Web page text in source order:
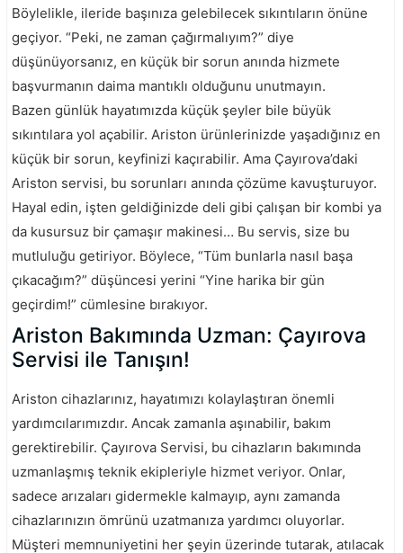
Böylelikle, ileride başınıza gelebilecek sıkıntıların önüne
geçiyor. “Peki, ne zaman çağırmalıyım?” diye
düşünüyorsanız, en küçük bir sorun anında hizmete
başvurmanın daima mantıklı olduğunu unutmayın.
Bazen günlük hayatımızda küçük şeyler bile büyük
sıkıntılara yol açabilir. Ariston ürünlerinizde yaşadığınız en
küçük bir sorun, keyfinizi kaçırabilir. Ama Çayırova’daki
Ariston servisi, bu sorunları anında çözüme kavuşturuyor.
Hayal edin, işten geldiğinizde deli gibi çalışan bir kombi ya
da kusursuz bir çamaşır makinesi… Bu servis, size bu
mutluluğu getiriyor. Böylece, “Tüm bunlarla nasıl başa
çıkacağım?” düşüncesi yerini “Yine harika bir gün
geçirdim!” cümlesine bırakıyor.
Ariston Bakımında Uzman: Çayırova
Servisi ile Tanışın!
Ariston cihazlarınız, hayatımızı kolaylaştıran önemli
yardımcılarımızdır. Ancak zamanla aşınabilir, bakım
gerektirebilir. Çayırova Servisi, bu cihazların bakımında
uzmanlaşmış teknik ekipleriyle hizmet veriyor. Onlar,
sadece arızaları gidermekle kalmayıp, aynı zamanda
cihazlarınızın ömrünü uzatmanıza yardımcı oluyorlar.
Müşteri memnuniyetini her şeyin üzerinde tutarak, atılacak